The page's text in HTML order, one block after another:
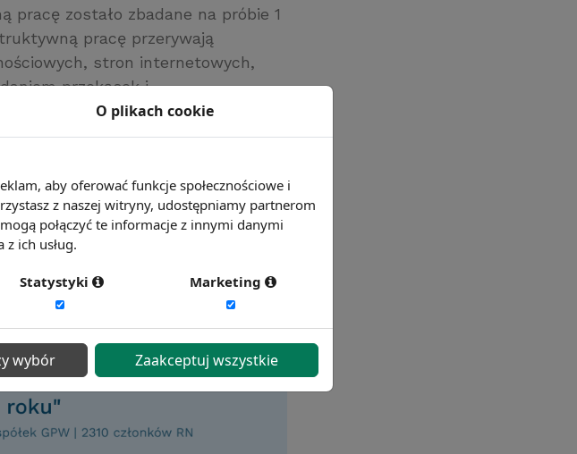
pracę zostało zbadane na próbie 1
pracę przerywają
stron internetowych,
przekąsek i
dnia pracy średnio 44
ponad godzina na
poświęcają średnio 23 minuty.
O plikach cookie
aby oferować funkcje społecznościowe i
z naszej witryny, udostępniamy partnerom
połączyć te informacje z innymi danymi
ich usług.
Statystyki Marketing
wybór Zaakceptuj wszystkie